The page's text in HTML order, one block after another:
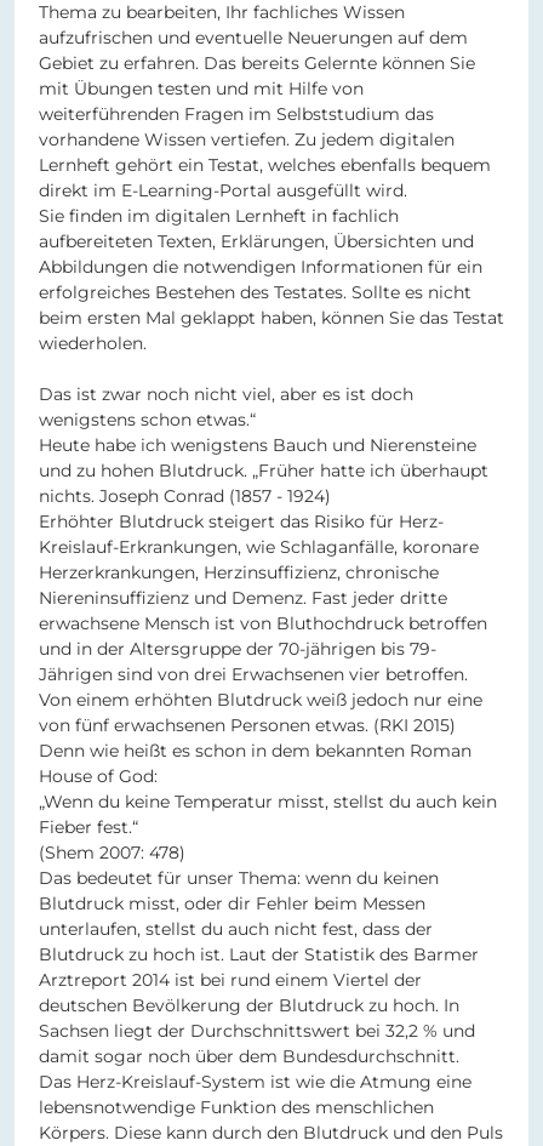
Thema zu bearbeiten, Ihr fachliches Wissen
aufzufrischen und eventuelle Neuerungen auf dem
Gebiet zu erfahren. Das bereits Gelernte können Sie
mit Übungen testen und mit Hilfe von
weiterführenden Fragen im Selbststudium das
vorhandene Wissen vertiefen. Zu jedem digitalen
Lernheft gehört ein Testat, welches ebenfalls bequem
direkt im E-Learning-Portal ausgefüllt wird.
Sie finden im digitalen Lernheft in fachlich
aufbereiteten Texten, Erklärungen, Übersichten und
Abbildungen die notwendigen Informationen für ein
erfolgreiches Bestehen des Testates. Sollte es nicht
beim ersten Mal geklappt haben, können Sie das Testat
wiederholen.
Das ist zwar noch nicht viel, aber es ist doch
wenigstens schon etwas.“
Heute habe ich wenigstens Bauch und Nierensteine
und zu hohen Blutdruck. „Früher hatte ich überhaupt
nichts. Joseph Conrad (1857 - 1924)
Erhöhter Blutdruck steigert das Risiko für Herz-
Kreislauf-Erkrankungen, wie Schlaganfälle, koronare
Herzerkrankungen, Herzinsuffizienz, chronische
Niereninsuffizienz und Demenz. Fast jeder dritte
erwachsene Mensch ist von Bluthochdruck betroffen
und in der Altersgruppe der 70-jährigen bis 79-
Jährigen sind von drei Erwachsenen vier betroffen.
Von einem erhöhten Blutdruck weiß jedoch nur eine
von fünf erwachsenen Personen etwas. (RKI 2015)
Denn wie heißt es schon in dem bekannten Roman
House of God:
„Wenn du keine Temperatur misst, stellst du auch kein
Fieber fest.“
(Shem 2007: 478)
Das bedeutet für unser Thema: wenn du keinen
Blutdruck misst, oder dir Fehler beim Messen
unterlaufen, stellst du auch nicht fest, dass der
Blutdruck zu hoch ist. Laut der Statistik des Barmer
Arztreport 2014 ist bei rund einem Viertel der
deutschen Bevölkerung der Blutdruck zu hoch. In
Sachsen liegt der Durchschnittswert bei 32,2 % und
damit sogar noch über dem Bundesdurchschnitt.
Das Herz-Kreislauf-System ist wie die Atmung eine
lebensnotwendige Funktion des menschlichen
Körpers. Diese kann durch den Blutdruck und den Puls